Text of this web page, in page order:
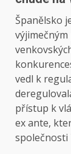
Španělsko
vedl k
přístup k
ex ante,
společnosti